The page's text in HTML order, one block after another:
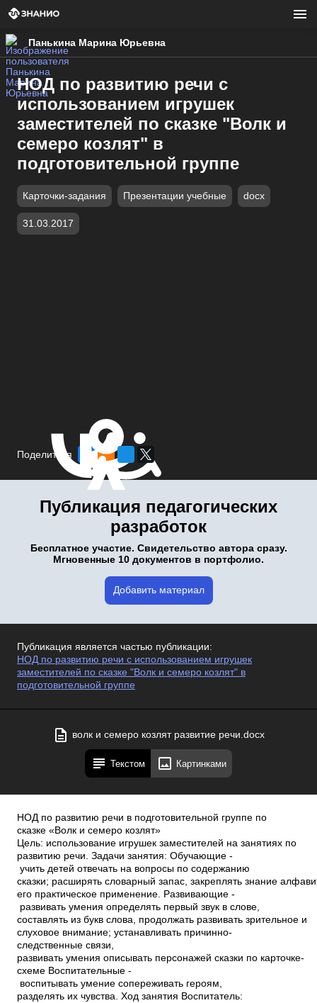
Панькина Марина Юрьевна
НОД по развитию речи с
использованием игрушек
заместителей по сказке "Волк и
семеро козлят" в
подготовительной группе
Карточки-задания Презентации учебные docx
31.03.2017
Поделиться
Публикация педагогических
разработок
Бесплатное участие. Свидетельство автора сразу.
Мгновенные 10 документов в портфолио.
Добавить материал
Публикация является частью публикации:
НОД по развитию речи с использованием игрушек
заместителей по сказке "Волк и семеро козлят" в
подготовительной группе
волк и семеро козлят развитие речи.docx
Текстом Картинками
НОД по развитию речи в подготовительной группе по
сказке «Волк и семеро козлят»
Цель: использование игрушек заместителей на занятиях по
развитию речи. Задачи занятия: Обучающие ­
учить детей отвечать на вопросы по содержанию
сказки; расширять словарный запас, закреплять знание
его практическое применение. Развивающие ­
развивать умения определять первый звук в слове,
составлять из букв слова, продолжать развивать зрительное и
слуховое внимание; устанавливать причинно­
следственные связи,
развивать умения описывать персонажей сказки по карточке­
схеме Воспитательные ­
воспитывать умение сопереживать героям,
разделять их чувства. Ход занятия Воспитатель: